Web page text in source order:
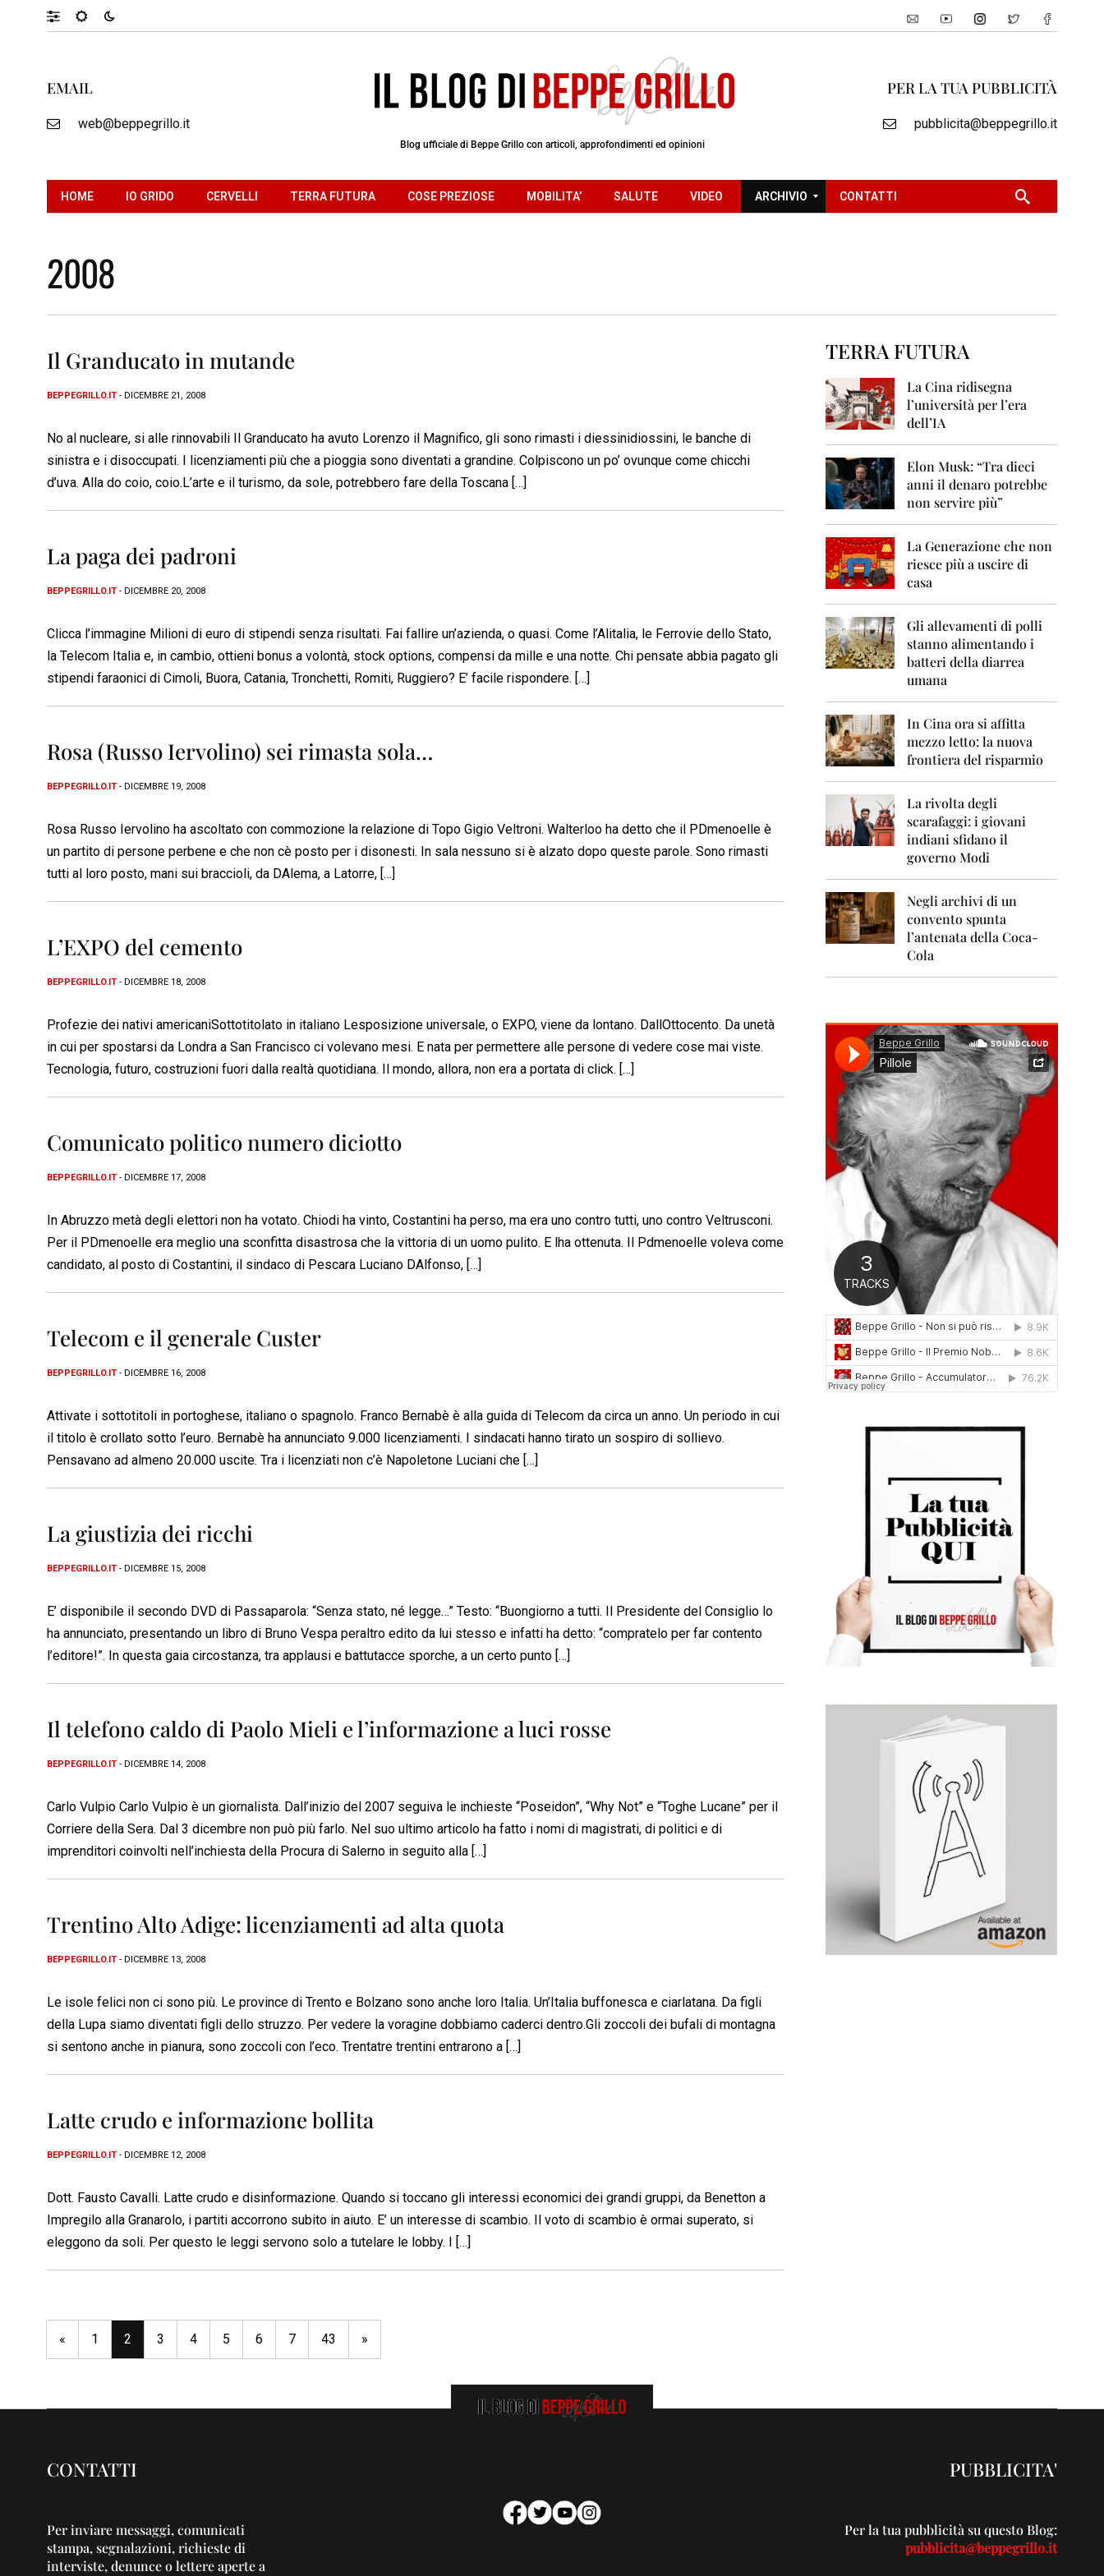
EMAIL
web@beppegrillo.it
Blog ufficiale di Beppe Grillo con articoli, approfondimenti ed opinioni
PER LA TUA PUBBLICITÀ
pubblicita@beppegrillo.it
HOME IO GRIDO CERVELLI TERRA FUTURA COSE PREZIOSE MOBILITA’ SALUTE VIDEO ARCHIVIO
0
1
1
2
0
CONTATTI
2008
Il Granducato in mutande
BEPPEGRILLO.IT - DICEMBRE 21, 2008
No al nucleare, si alle rinnovabili Il Granducato ha avuto Lorenzo il Magnifico, gli sono rimasti i diessinidiossini, le banche di
sinistra e i disoccupati. I licenziamenti più che a pioggia sono diventati a grandine. Colpiscono un po’ ovunque come chicchi
d’uva. Alla do coio, coio.L’arte e il turismo, da sole, potrebbero fare della Toscana […]
La paga dei padroni
BEPPEGRILLO.IT - DICEMBRE 20, 2008
Clicca l’immagine Milioni di euro di stipendi senza risultati. Fai fallire un’azienda, o quasi. Come l’Alitalia, le Ferrovie dello Stato,
la Telecom Italia e, in cambio, ottieni bonus a volontà, stock options, compensi da mille e una notte. Chi pensate abbia pagato gli
stipendi faraonici di Cimoli, Buora, Catania, Tronchetti, Romiti, Ruggiero? E’ facile rispondere. […]
Rosa (Russo Iervolino) sei rimasta sola…
BEPPEGRILLO.IT - DICEMBRE 19, 2008
Rosa Russo Iervolino ha ascoltato con commozione la relazione di Topo Gigio Veltroni. Walterloo ha detto che il PDmenoelle è
un partito di persone perbene e che non cè posto per i disonesti. In sala nessuno si è alzato dopo queste parole. Sono rimasti
tutti al loro posto, mani sui braccioli, da DAlema, a Latorre, […]
L’EXPO del cemento
BEPPEGRILLO.IT - DICEMBRE 18, 2008
Profezie dei nativi americaniSottotitolato in italiano Lesposizione universale, o EXPO, viene da lontano. DallOttocento. Da unetà
in cui per spostarsi da Londra a San Francisco ci volevano mesi. E nata per permettere alle persone di vedere cose mai viste.
Tecnologia, futuro, costruzioni fuori dalla realtà quotidiana. Il mondo, allora, non era a portata di click. […]
Comunicato politico numero diciotto
BEPPEGRILLO.IT - DICEMBRE 17, 2008
In Abruzzo metà degli elettori non ha votato. Chiodi ha vinto, Costantini ha perso, ma era uno contro tutti, uno contro Veltrusconi.
Per il PDmenoelle era meglio una sconfitta disastrosa che la vittoria di un uomo pulito. E lha ottenuta. Il Pdmenoelle voleva come
candidato, al posto di Costantini, il sindaco di Pescara Luciano DAlfonso, […]
Telecom e il generale Custer
BEPPEGRILLO.IT - DICEMBRE 16, 2008
Attivate i sottotitoli in portoghese, italiano o spagnolo. Franco Bernabè è alla guida di Telecom da circa un anno. Un periodo in cui
il titolo è crollato sotto l’euro. Bernabè ha annunciato 9.000 licenziamenti. I sindacati hanno tirato un sospiro di sollievo.
Pensavano ad almeno 20.000 uscite. Tra i licenziati non c’è Napoletone Luciani che […]
La giustizia dei ricchi
BEPPEGRILLO.IT - DICEMBRE 15, 2008
E’ disponibile il secondo DVD di Passaparola: “Senza stato, né legge…” Testo: “Buongiorno a tutti. Il Presidente del Consiglio lo
ha annunciato, presentando un libro di Bruno Vespa peraltro edito da lui stesso e infatti ha detto: “compratelo per far contento
l’editore!”. In questa gaia circostanza, tra applausi e battutacce sporche, a un certo punto […]
Il telefono caldo di Paolo Mieli e l’informazione a luci rosse
BEPPEGRILLO.IT - DICEMBRE 14, 2008
Carlo Vulpio Carlo Vulpio è un giornalista. Dall’inizio del 2007 seguiva le inchieste “Poseidon”, “Why Not” e “Toghe Lucane” per il
Corriere della Sera. Dal 3 dicembre non può più farlo. Nel suo ultimo articolo ha fatto i nomi di magistrati, di politici e di
imprenditori coinvolti nell’inchiesta della Procura di Salerno in seguito alla […]
Trentino Alto Adige: licenziamenti ad alta quota
BEPPEGRILLO.IT - DICEMBRE 13, 2008
Le isole felici non ci sono più. Le province di Trento e Bolzano sono anche loro Italia. Un’Italia buffonesca e ciarlatana. Da figli
della Lupa siamo diventati figli dello struzzo. Per vedere la voragine dobbiamo caderci dentro.Gli zoccoli dei bufali di montagna
si sentono anche in pianura, sono zoccoli con l’eco. Trentatre trentini entrarono a […]
Latte crudo e informazione bollita
BEPPEGRILLO.IT - DICEMBRE 12, 2008
Dott. Fausto Cavalli. Latte crudo e disinformazione. Quando si toccano gli interessi economici dei grandi gruppi, da Benetton a
Impregilo alla Granarolo, i partiti accorrono subito in aiuto. E’ un interesse di scambio. Il voto di scambio è ormai superato, si
eleggono da soli. Per questo le leggi servono solo a tutelare le lobby. I […]
« 1 2 3 4 5 6 7 43 »
TERRA FUTURA
La Cina ridisegna
l’università per l’era
dell’IA
Elon Musk: “Tra dieci
anni il denaro potrebbe
non servire più”
La Generazione che non
riesce più a uscire di
casa
Gli allevamenti di polli
stanno alimentando i
batteri della diarrea
umana
In Cina ora si affitta
mezzo letto: la nuova
frontiera del risparmio
La rivolta degli
scarafaggi: i giovani
indiani sfidano il
governo Modi
Negli archivi di un
convento spunta
l’antenata della Coca-
Cola
CONTATTI
Per inviare messaggi, comunicati
stampa, segnalazioni, richieste di
interviste, denunce o lettere aperte a
PUBBLICITA'
Per la tua pubblicità su questo Blog:
pubblicita@beppegrillo.it